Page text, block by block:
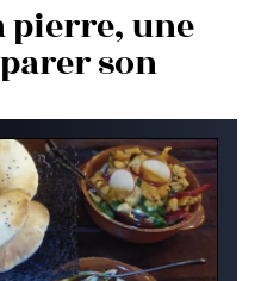
pierre, une
son